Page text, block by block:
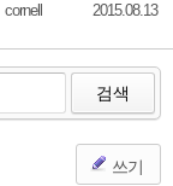
cornell 2015.08.13
검색
쓰기